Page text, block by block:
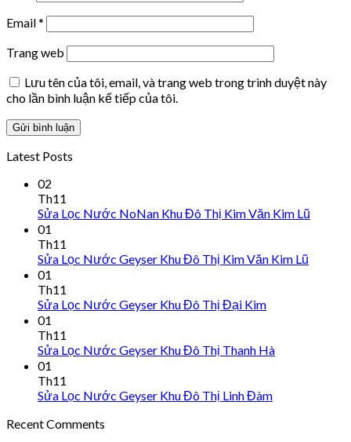
Email*
Trang web
Lưu tên của tôi, email, và trang web trong trình duyệt này
cho lần bình luận kế tiếp của tôi.
Latest Posts
02
Th11
Sửa Lọc Nước NoNan Khu Đô Thị Kim Văn Kim Lũ
01
Th11
Sửa Lọc Nước Geyser Khu Đô Thị Kim Văn Kim Lũ
01
Th11
Sửa Lọc Nước Geyser Khu Đô Thị Đại Kim
01
Th11
Sửa Lọc Nước Geyser Khu Đô Thị Thanh Hà
01
Th11
Sửa Lọc Nước Geyser Khu Đô Thị Linh Đàm
Recent Comments